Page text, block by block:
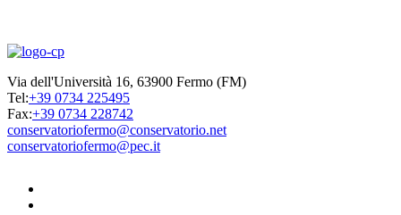
Via dell'Università 16, 63900 Fermo (FM)
Tel:+39 0734 225495
Fax:+39 0734 228742
conservatoriofermo@conservatorio.net
conservatoriofermo@pec.it